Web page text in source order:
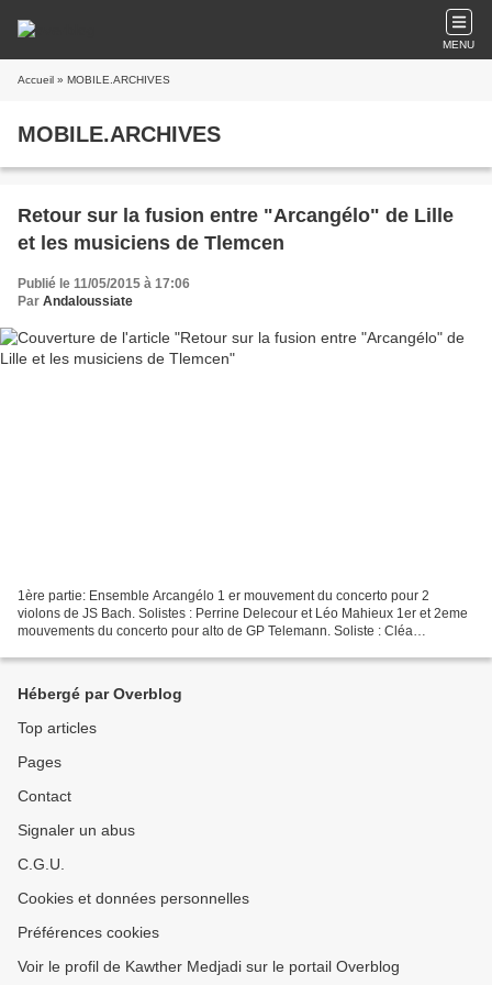
MENU
Accueil » MOBILE.ARCHIVES
MOBILE.ARCHIVES
Retour sur la fusion entre "Arcangélo" de Lille
et les musiciens de Tlemcen
Publié le 11/05/2015 à 17:06
Par Andaloussiate
1ère partie: Ensemble Arcangélo 1 er mouvement du concerto pour 2
violons de JS Bach. Solistes : Perrine Delecour et Léo Mahieux 1er et 2eme
mouvements du concerto pour alto de GP Telemann. Soliste : Cléa
Hébergé par Overblog
Top articles
Pages
Contact
Signaler un abus
C.G.U.
Cookies et données personnelles
Préférences cookies
Voir le profil de Kawther Medjadi sur le portail Overblog